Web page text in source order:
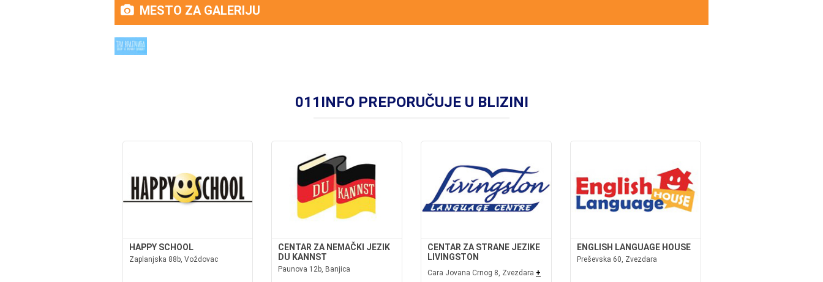
MESTO ZA GALERIJU
011INFO PREPORUČUJE U BLIZINI
HAPPY SCHOOL
Zaplanjska 88b, Voždovac
CENTAR ZA NEMAČKI JEZIK
DU KANNST
Paunova 12b, Banjica
CENTAR ZA STRANE JEZIKE
LIVINGSTON
Cara Jovana Crnog 8, Zvezdara +
ENGLISH LANGUAGE HOUSE
Preševska 60, Zvezdara